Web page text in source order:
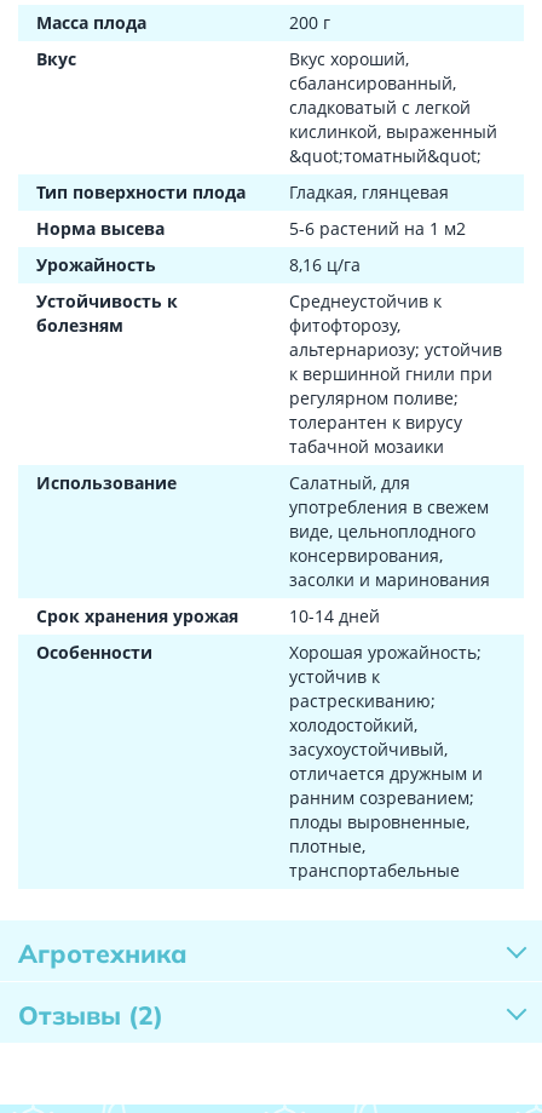
Масса плода
200 г
Вкус
Вкус хороший,
сбалансированный,
сладковатый с легкой
кислинкой, выраженный
&quot;томатный&quot;
Тип поверхности плода
Гладкая, глянцевая
Норма высева
5-6 растений на 1 м2
Урожайность
8,16 ц/га
Устойчивость к
болезням
Среднеустойчив к
фитофторозу,
альтернариозу; устойчив
к вершинной гнили при
регулярном поливе;
толерантен к вирусу
табачной мозаики
Использование
Салатный, для
употребления в свежем
виде, цельноплодного
консервирования,
засолки и маринования
Срок хранения урожая
10-14 дней
Особенности
Хорошая урожайность;
устойчив к
растрескиванию;
холодостойкий,
засухоустойчивый,
отличается дружным и
ранним созреванием;
плоды выровненные,
плотные,
транспортабельные
Агротехника
Отзывы (2)